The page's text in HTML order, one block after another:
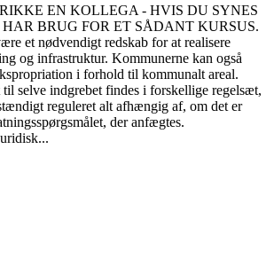
EN KOLLEGA - HVIS DU SYNES
BRUG FOR ET SÅDANT KURSUS.
et nødvendigt redskab for at realisere
og infrastruktur. Kommunerne kan også
i forhold til kommunalt areal.
selve indgrebet findes i forskellige regelsæt,
reguleret alt afhængig af, om det er
der anfægtes.